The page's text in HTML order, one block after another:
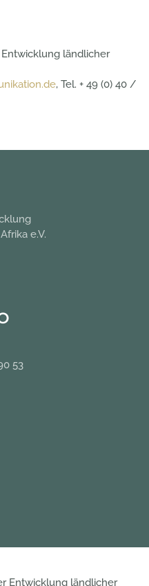
ländlicher
, Tel. + 49 (0) 40 /
e.V.
53
Entwicklung ländlicher